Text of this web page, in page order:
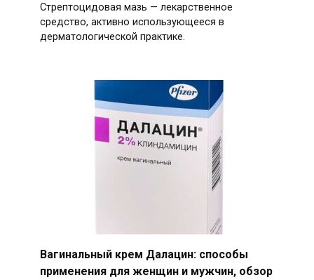
Стрептоцидовая мазь — лекарственное
средство, активно использующееся в
дерматологической практике.
Вагинальный крем Далацин: способы
применения для женщин и мужчин, обзор